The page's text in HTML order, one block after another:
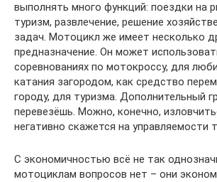
выполнять много функций: поездки на
туризм, развлечение, решение
задач. Мотоцикл же имеет несколько
предназначение. Он может
соревнованиях по мотокроссу, для
катания загородом, как средство
городу, для туризма. Дополнительный
перевезёшь. Можно, конечно,
негативно скажется на управляемости
С экономичностью всё не так
мотоциклам вопросов нет – они